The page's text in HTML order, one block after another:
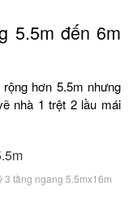
5.5m đến 6m
hơn 5.5m nhưng
nhà 1 trệt 2 lầu mái
3 tầng ngang 5.5mx16m